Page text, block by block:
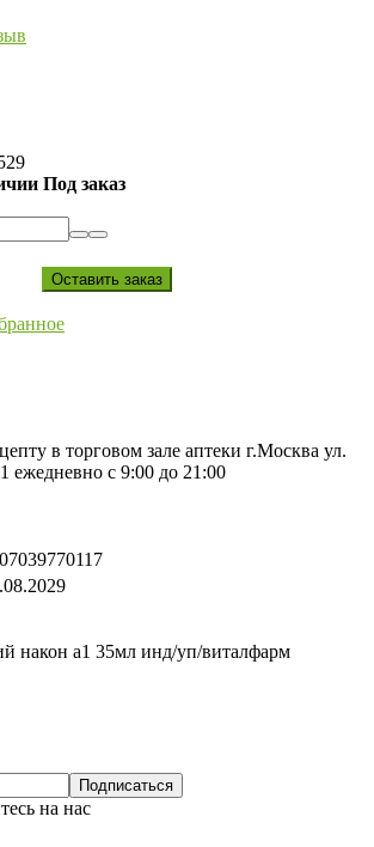
Под заказ
в торговом зале аптеки г.Москва ул.
ежедневно с 9:00 до 21:00
након а1 35мл инд/уп/виталфарм
на нас